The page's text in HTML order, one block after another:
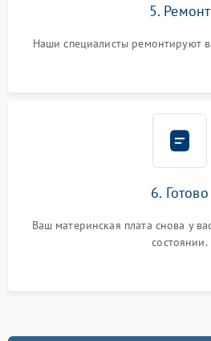
5. Ремонт
Наши специалисты ремонтируют
6. Готово
Ваш материнская плата снова у
состоянии.